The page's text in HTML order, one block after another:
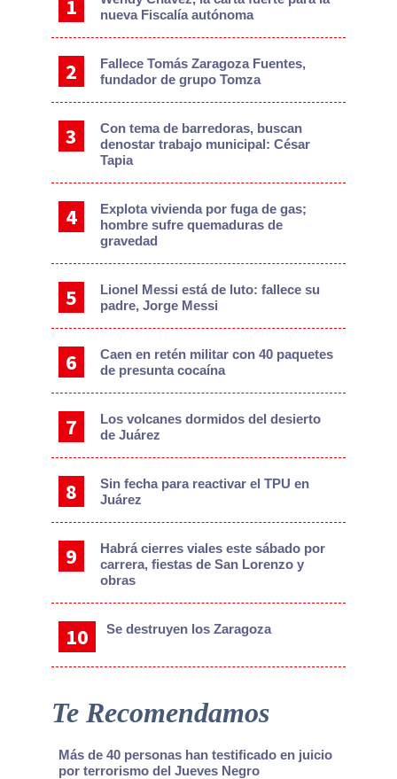
nueva Fiscalía autónoma
Fallece Tomás Zaragoza Fuentes,
fundador de grupo Tomza
Con tema de barredoras, buscan
denostar trabajo municipal: César
Tapia
Explota vivienda por fuga de gas;
hombre sufre quemaduras de
gravedad
Lionel Messi está de luto: fallece su
padre, Jorge Messi
Caen en retén militar con 40 paquetes
de presunta cocaína
Los volcanes dormidos del desierto
de Juárez
Sin fecha para reactivar el TPU en
Juárez
Habrá cierres viales este sábado por
carrera, fiestas de San Lorenzo y
obras
Se destruyen los Zaragoza
Te Recomendamos
Más de 40 personas han testificado en juicio
por terrorismo del Jueves Negro